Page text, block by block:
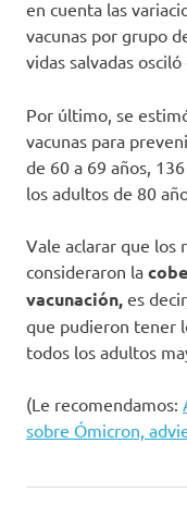
en cuenta las
vacunas por grupo
vidas salvadas
Por último, se
vacunas para
de 60 a 69 años,
los adultos de 80
Vale aclarar que los
consideraron la
vacunación, es
que pudieron tener
todos los adultos
(Le recomendamos:
sobre Ómicron,